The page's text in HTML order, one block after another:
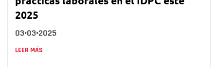
2025
03•03•2025
LEER MÁS